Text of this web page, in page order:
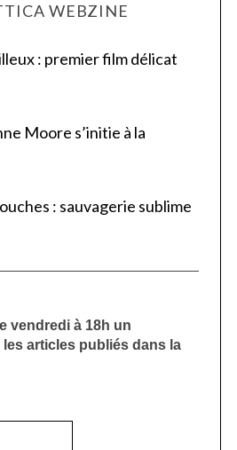
WEBZINE
: premier film délicat
Moore s’initie à la
: sauvagerie sublime
vendredi à 18h un
articles publiés dans la